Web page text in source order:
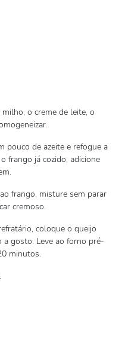
o creme de leite, o
pouco de azeite e refogue a
frango já cozido, adicione
frango, misture sem parar
cremoso.
coloque o queijo
a gosto. Leve ao forno pré-
minutos.